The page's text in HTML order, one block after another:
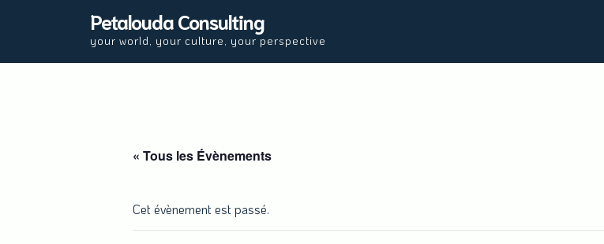
Petalouda Consulting
your world, your culture, your perspective
« Tous les Évènements
Cet évènement est passé.